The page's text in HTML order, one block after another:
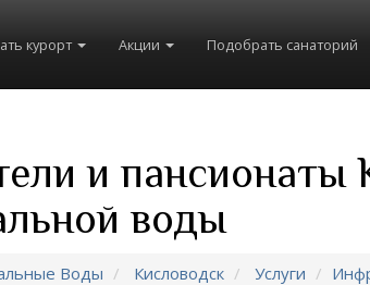
курорт Акции Подобрать санаторий
и
воды
Воды Кисловодск Услуги